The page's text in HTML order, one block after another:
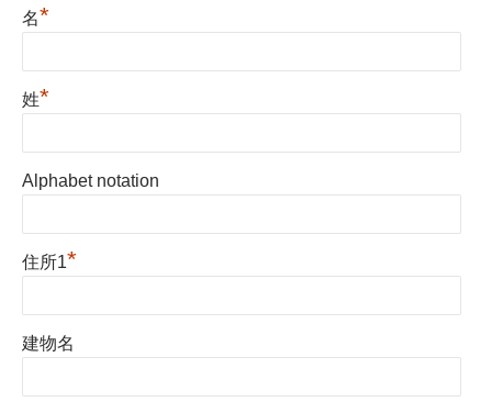
名*
姓*
Alphabet notation
住所1*
建物名